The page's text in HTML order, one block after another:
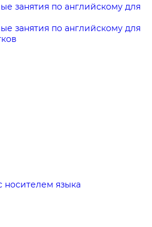
занятия по английскому для
занятия по английскому для
носителем языка